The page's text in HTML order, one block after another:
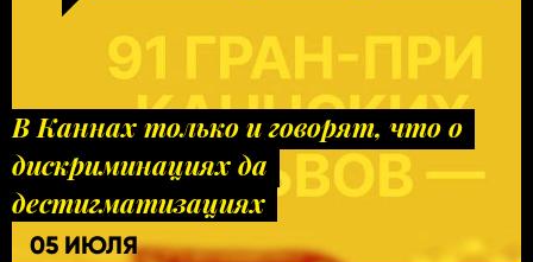
В Каннах только и говорят, что о
дискриминациях да
дестигматизациях
05 ИЮЛЯ